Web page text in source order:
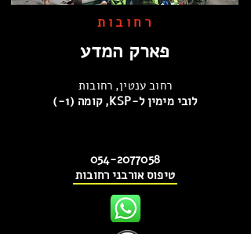
רחובות
פארק המדע
רחוב ענטין, רחובות
לובי מימין ל-KSP, קומה (1-)
054-2077058
טיפוס אורבני רחובות